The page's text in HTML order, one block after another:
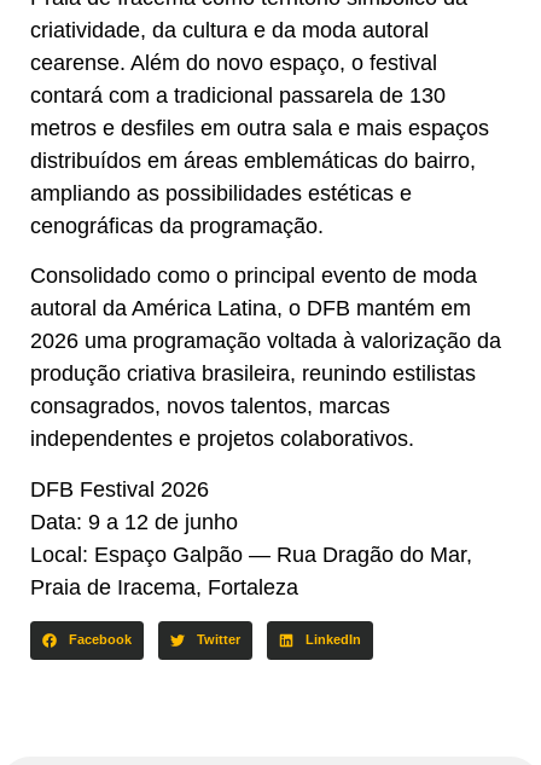
criatividade, da cultura e da moda autoral
cearense. Além do novo espaço, o festival
contará com a tradicional passarela de 130
metros e desfiles em outra sala e mais espaços
distribuídos em áreas emblemáticas do bairro,
ampliando as possibilidades estéticas e
cenográficas da programação.
Consolidado como o principal evento de moda
autoral da América Latina, o DFB mantém em
2026 uma programação voltada à valorização da
produção criativa brasileira, reunindo estilistas
consagrados, novos talentos, marcas
independentes e projetos colaborativos.
DFB Festival 2026
Data: 9 a 12 de junho
Local: Espaço Galpão — Rua Dragão do Mar,
Praia de Iracema, Fortaleza
Facebook Twitter LinkedIn